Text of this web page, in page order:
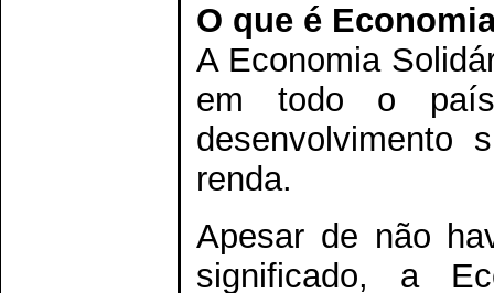
O que é
A Economia
em todo o
desenvolvimento
renda.
Apesar de não
significado, a